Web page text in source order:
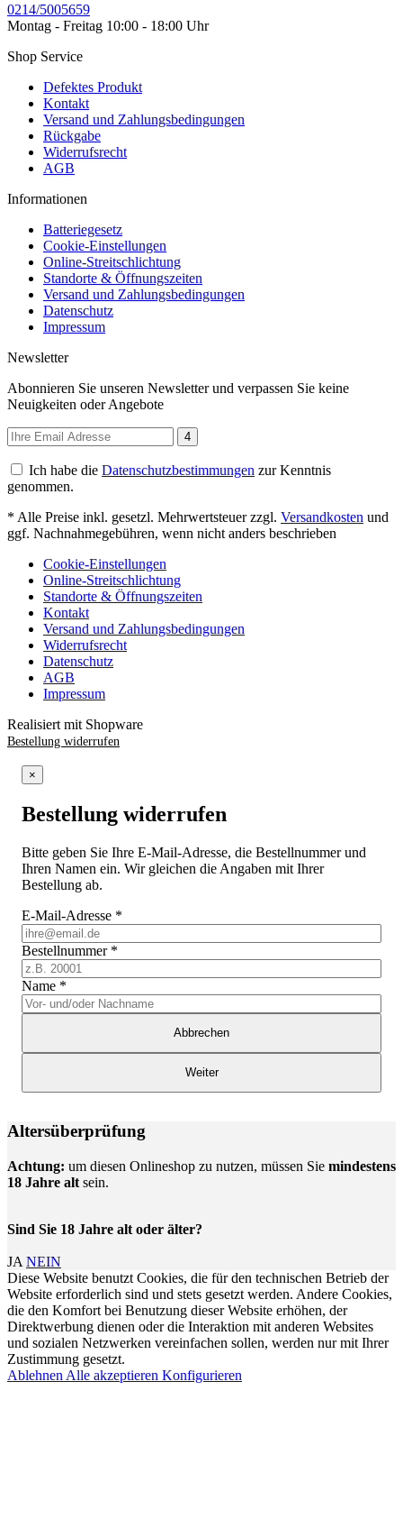
0214/5005659
Montag - Freitag 10:00 - 18:00 Uhr
Shop Service
Defektes Produkt
Kontakt
Versand und Zahlungsbedingungen
Rückgabe
Widerrufsrecht
AGB
Informationen
Batteriegesetz
Cookie-Einstellungen
Online-Streitschlichtung
Standorte & Öffnungszeiten
Versand und Zahlungsbedingungen
Datenschutz
Impressum
Newsletter
Abonnieren Sie unseren Newsletter und verpassen Sie keine
Neuigkeiten oder Angebote
4
Ich habe die Datenschutzbestimmungen zur Kenntnis
genommen.
* Alle Preise inkl. gesetzl. Mehrwertsteuer zzgl. Versandkosten und
ggf. Nachnahmegebühren, wenn nicht anders beschrieben
Cookie-Einstellungen
Online-Streitschlichtung
Standorte & Öffnungszeiten
Kontakt
Versand und Zahlungsbedingungen
Widerrufsrecht
Datenschutz
AGB
Impressum
Realisiert mit Shopware
Bestellung widerrufen
×
Bestellung widerrufen
Bitte geben Sie Ihre E-Mail-Adresse, die Bestellnummer und
Ihren Namen ein. Wir gleichen die Angaben mit Ihrer
Bestellung ab.
E-Mail-Adresse *
Bestellnummer *
Name *
Abbrechen
Weiter
Altersüberprüfung
Achtung: um diesen Onlineshop zu nutzen, müssen Sie mindestens
18 Jahre alt sein.
Sind Sie 18 Jahre alt oder älter?
JA NEIN
Diese Website benutzt Cookies, die für den technischen Betrieb der
Website erforderlich sind und stets gesetzt werden. Andere Cookies,
die den Komfort bei Benutzung dieser Website erhöhen, der
Direktwerbung dienen oder die Interaktion mit anderen Websites
und sozialen Netzwerken vereinfachen sollen, werden nur mit Ihrer
Zustimmung gesetzt.
Ablehnen Alle akzeptieren Konfigurieren